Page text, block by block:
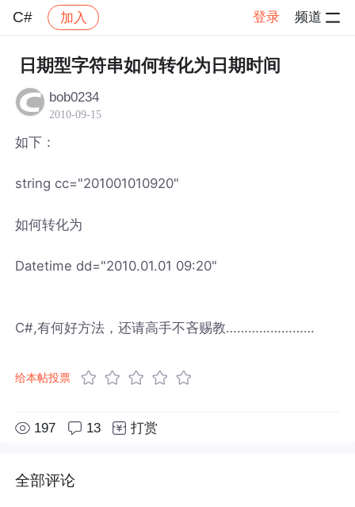
C# 加入 登录 频道
社区 C# 帖子详情
日期型字符串如何转化为日期时间
bob0234
2010-09-15
如下：
string cc="201001010920"
如何转化为
Datetime dd="2010.01.01 09:20"
C#,有何好方法，还请高手不吝赐教……………………
给本帖投票
197 13 打赏
全部评论